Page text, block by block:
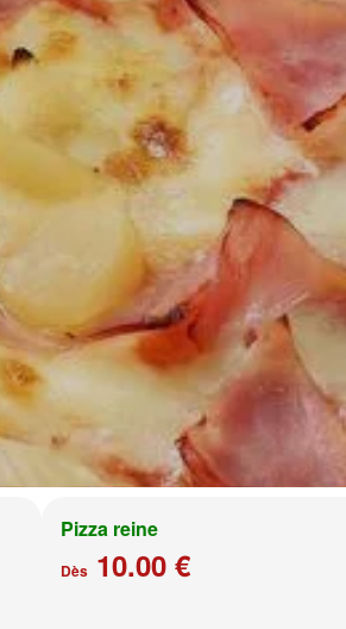
Pizza reine
Dès 10.00 €